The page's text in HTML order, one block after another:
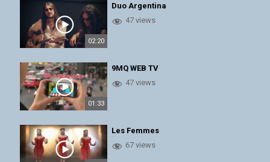
02:20
Duo Argentina
47 views
01:33
9MQ WEB TV
47 views
Les Femmes
67 views